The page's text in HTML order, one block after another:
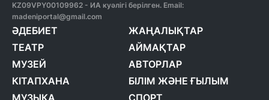
KZ09VPY00109962 - ИА куәлігі берілген. Email:
madeniportal@gmail.com
ӘДЕБИЕТ
ТЕАТР
МУЗЕЙ
КІТАПХАНА
ЖАҢАЛЫҚТАР
АЙМАҚТАР
АВТОРЛАР
БІЛІМ ЖӘНЕ ҒЫЛЫМ